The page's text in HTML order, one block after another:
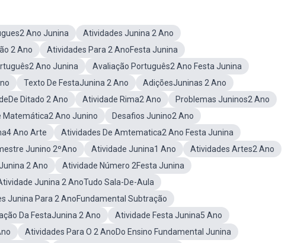
Ano Junina
Atividades Junina 2 Ano
2 Ano
Atividades Para 2 AnoFesta Junina
Ano Junina
Avaliação Português2 Ano Festa Junina
Texto De FestaJunina 2 Ano
AdiçõesJuninas 2 Ano
Ditado 2 Ano Atividade Rima2 Ano
Problemas Juninos2 Ano
Matemática2 Ano Junino
Desafios Junino2 Ano
Ano Arte
Atividades De Amtematica2 Ano Festa Junina
Junino 2ºAno Atividade Junina1 Ano
Atividades Artes2 Ano
2 Ano
Atividade Número 2Festa Junina
Junina 2 AnoTudo Sala-De-Aula
Junina Para 2 AnoFundamental Subtração
Da FestaJunina 2 Ano
Atividade Festa Junina5 Ano
Atividades Para O 2 AnoDo Ensino Fundamental Junina